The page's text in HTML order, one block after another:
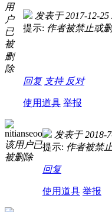
用
户
已
被
删
除
发表于 2017-12-25
提示: 作者被禁止或
回复 支持 反对
使用道具 举报
nitianseoo
该用户已
被删除
发表于 2018-
提示: 作者被禁
回复
使用道具 举报